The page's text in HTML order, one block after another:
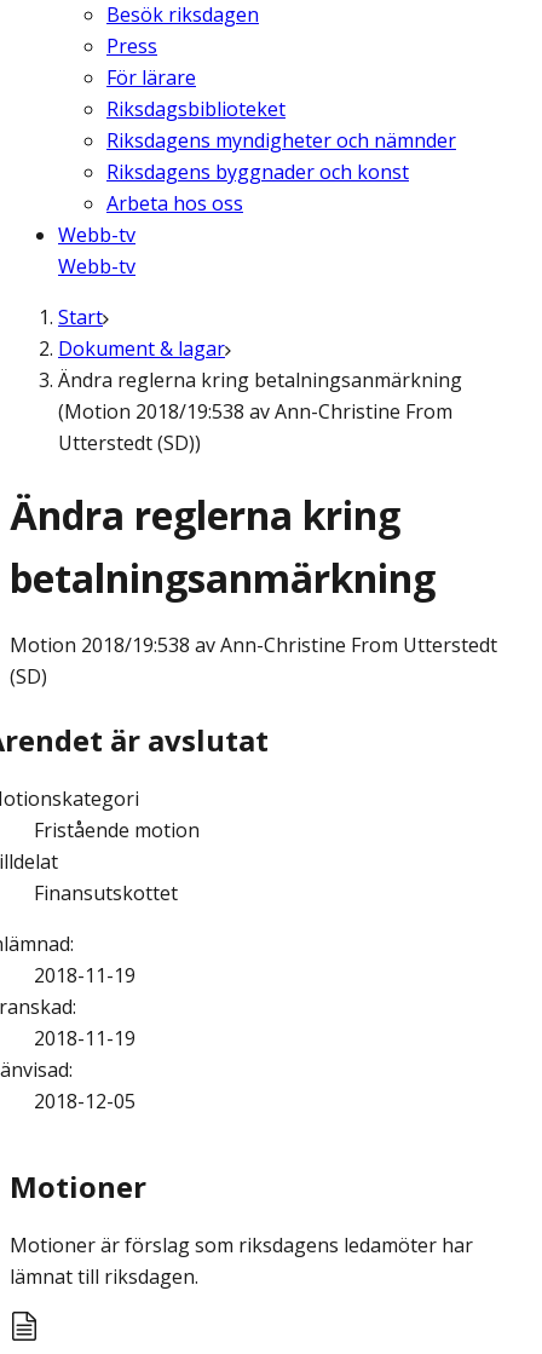
Besök riksdagen
Press
För lärare
Riksdagsbiblioteket
Riksdagens myndigheter och nämnder
Riksdagens byggnader och konst
Arbeta hos oss
Webb-tv
Webb-tv
Start
Dokument & lagar
Ändra reglerna kring betalningsanmärkning
(Motion 2018/19:538 av Ann-Christine From
Utterstedt (SD))
Ändra reglerna kring
betalningsanmärkning
Motion 2018/19:538 av Ann-Christine From Utterstedt
(SD)
är avslutat
Fristående motion
Finansutskottet
:
2018-11-19
:
2018-11-19
:
2018-12-05
Motioner
Motioner är förslag som riksdagens ledamöter har
lämnat till riksdagen.